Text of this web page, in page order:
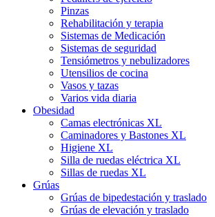
Pinzas
Rehabilitación y terapia
Sistemas de Medicación
Sistemas de seguridad
Tensiómetros y nebulizadores
Utensilios de cocina
Vasos y tazas
Varios vida diaria
Obesidad
Camas electrónicas XL
Caminadores y Bastones XL
Higiene XL
Silla de ruedas eléctrica XL
Sillas de ruedas XL
Grúas
Grúas de bipedestación y traslado
Grúas de elevación y traslado